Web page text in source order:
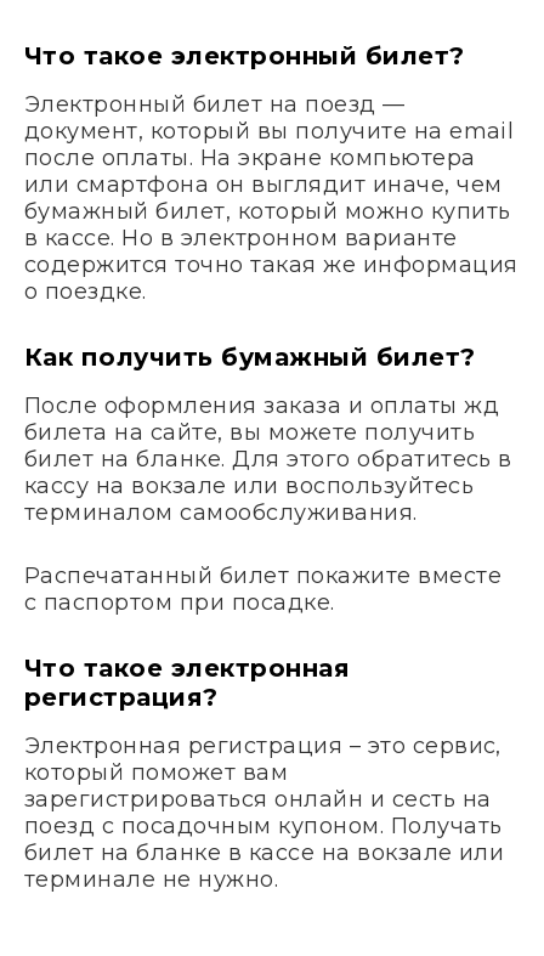
Что такое электронный билет?
Электронный билет на поезд —
документ, который вы получите на email
после оплаты. На экране компьютера
или смартфона он выглядит иначе, чем
бумажный билет, который можно купить
в кассе. Но в электронном варианте
содержится точно такая же информация
о поездке.
Как получить бумажный билет?
После оформления заказа и оплаты жд
билета на сайте, вы можете получить
билет на бланке. Для этого обратитесь в
кассу на вокзале или воспользуйтесь
терминалом самообслуживания.
Распечатанный билет покажите вместе
с паспортом при посадке.
Что такое электронная
регистрация?
Электронная регистрация – это сервис,
который поможет вам
зарегистрироваться онлайн и сесть на
поезд с посадочным купоном. Получать
билет на бланке в кассе на вокзале или
терминале не нужно.